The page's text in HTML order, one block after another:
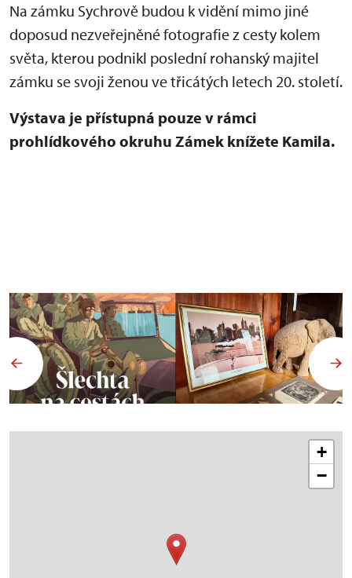
Na zámku Sychrově budou k vidění mimo jiné
doposud nezveřejněné fotografie z cesty kolem
světa, kterou podnikl poslední rohanský majitel
zámku se svoji ženou ve třicátých letech 20. století.
Výstava je přístupná pouze v rámci
prohlídkového okruhu Zámek knížete Kamila.
+
−